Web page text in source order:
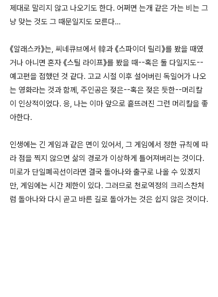
제대로 말리지 않고 나오기도 한다. 어쩌면 는개 같은 가는 비는 그
냥 맞는 것도 그 때문일지도 모른다...
《알래스카》는, 씨네큐브에서 韓과 《스파이더 릴리》를 봤을 때였
거나 아니면 혼자 《스틸 라이프》를 봤을 때--혹은 둘 다일지도--
예고편을 접했던 것 같다. 고교 시절 이후 설어버린 독일어가 나오
는 영화라는 것과 함께, 주인공은 젖은--혹은 젖은 듯한--머리칼
이 인상적이었다. 응, 나는 이마 앞으로 흩뜨려진 그런 머리칼을 좋
아한다.
인생에는 긴 게임과 같은 면이 있어서, 그 게임에서 정한 규칙에 따
라 점을 찍지 않으면 삶의 경로가 이상하게 틀어져버리는 것이다.
미로가 단일폐곡선이라면 결국 돌아나와 출구로 나올 수 있겠지
만, 게임에는 시간 제한이 있다. 그러므로 천로역정의 크리스찬처
럼 돌아나와 다시 곧고 바른 길로 돌아가는 것은 쉽지 않은 것이다.